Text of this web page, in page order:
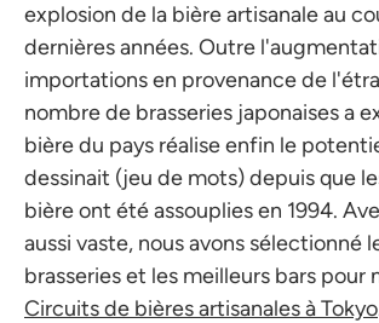
explosion de la bière artisanale au
dernières années. Outre
importations en provenance de
nombre de brasseries japonaises a
bière du pays réalise enfin le
dessinait (jeu de mots) depuis que
bière ont été assouplies en 1994.
aussi vaste, nous avons sélectionné
brasseries et les meilleurs bars pour
Circuits de bières artisanales à Tokyo